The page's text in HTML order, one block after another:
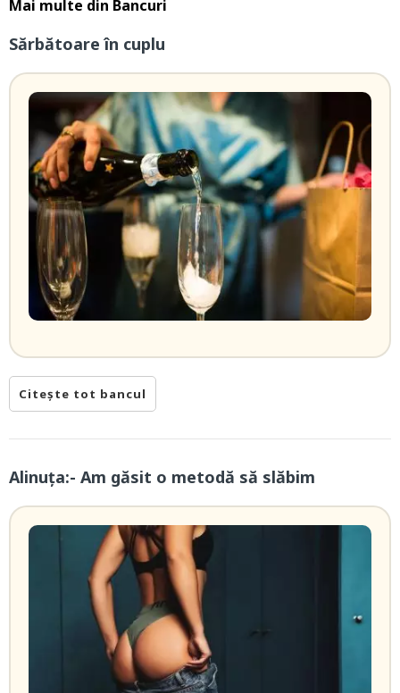
Mai multe din Bancuri
Sărbătoare în cuplu
Citește tot bancul
Alinuța:- Am găsit o metodă să slăbim